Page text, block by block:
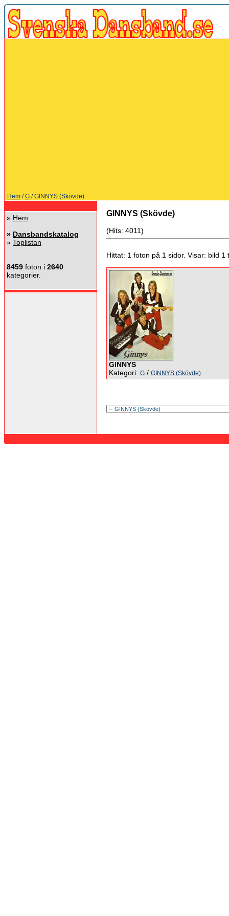
Hem /G / GINNYS (Skövde)
» Hem
» Dansbandskatalog
» Toplistan
8459 foton i 2640
kategorier.
GINNYS (Skövde)
(Hits: 4011)
Hittat: 1 foton på 1 sidor. Visar: bild 1
GINNYS
Kategori: G / GINNYS (Skövde)